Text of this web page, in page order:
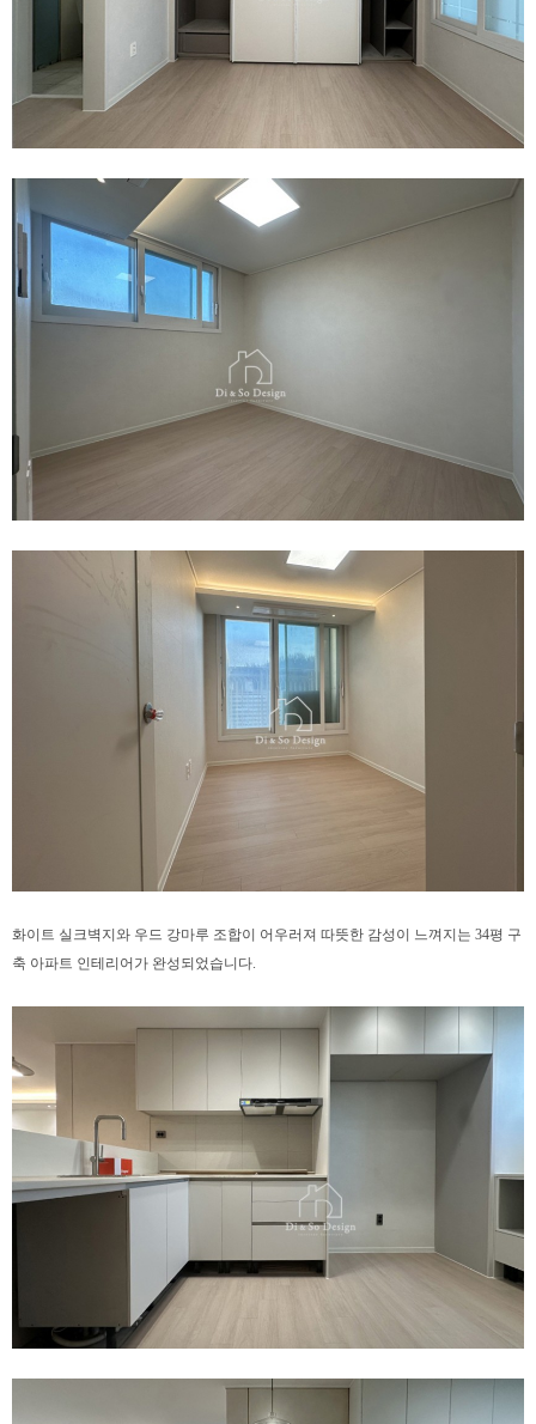
화이트 실크벽지와 우드 강마루 조합이 어우러져 따뜻한 감성이 느껴지는 34평 구
축 아파트 인테리어가 완성되었습니다.